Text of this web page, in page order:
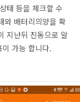
태 등을 체크할 수
와 배터리의양을 확
지난뒤 진동으로 알
가능 합니다.